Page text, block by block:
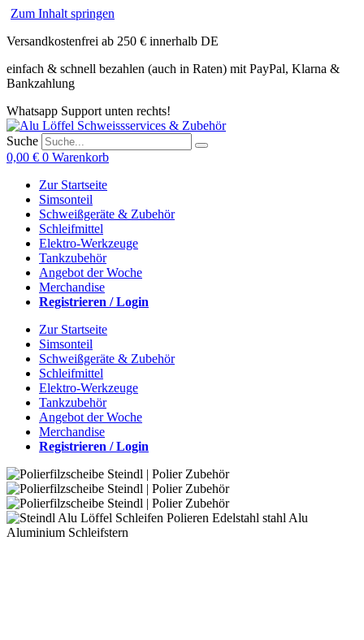
Zum Inhalt springen
Versandkostenfrei ab 250 € innerhalb DE
einfach & schnell bezahlen (auch in Raten) mit PayPal, Klarna &
Bankzahlung
Whatsapp Support unten rechts!
Suche
0,00 € 0 Warenkorb
Zur Startseite
Simsonteil
Schweißgeräte & Zubehör
Schleifmittel
Elektro-Werkzeuge
Tankzubehör
Angebot der Woche
Merchandise
Registrieren / Login
Zur Startseite
Simsonteil
Schweißgeräte & Zubehör
Schleifmittel
Elektro-Werkzeuge
Tankzubehör
Angebot der Woche
Merchandise
Registrieren / Login